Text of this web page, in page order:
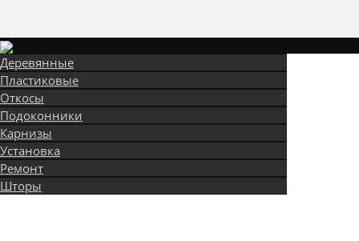
Деревянные
Пластиковые
Откосы
Подоконники
Карнизы
Установка
Ремонт
Шторы